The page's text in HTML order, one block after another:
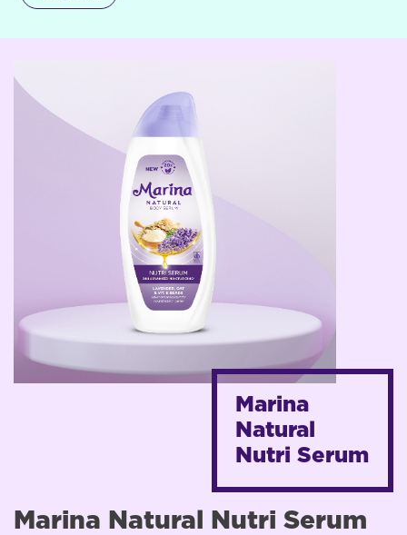
Marina
Natural
Nutri Serum
Marina Natural Nutri Serum